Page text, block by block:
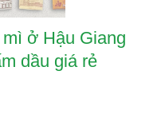
ở Hậu Giang
dầu giá rẻ